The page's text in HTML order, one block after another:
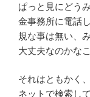
ぱっと見にどう
金事務所に電話
規な事は無い、
大丈夫なのかな
それはともかく
ネットで検索し